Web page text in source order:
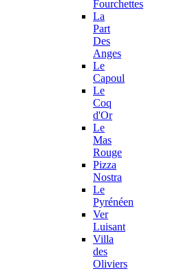
Fourchettes
La
Part
Des
Anges
Le
Capoul
Le
Coq
d'Or
Le
Mas
Rouge
Pizza
Nostra
Le
Pyrénéen
Ver
Luisant
Villa
des
Oliviers